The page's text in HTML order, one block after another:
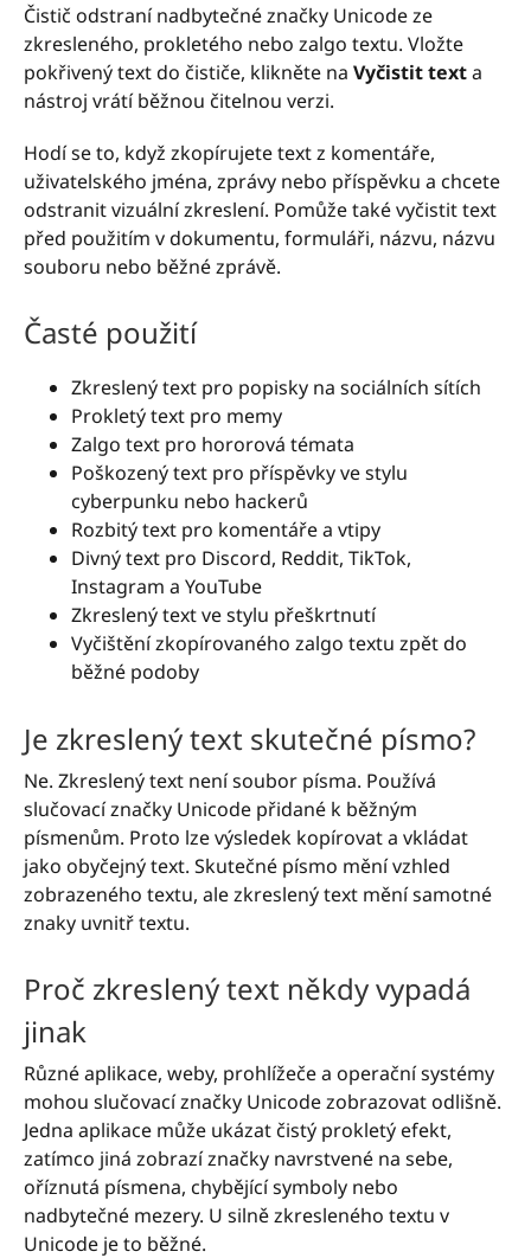
Čistič odstraní nadbytečné značky Unicode ze
zkresleného, prokletého nebo zalgo textu. Vložte
pokřivený text do čističe, klikněte na Vyčistit texta
nástroj vrátí běžnou čitelnou verzi.
Hodí se to, když zkopírujete text z komentáře,
uživatelského jména, zprávy nebo příspěvku a chcete
odstranit vizuální zkreslení. Pomůže také vyčistit text
před použitím v dokumentu, formuláři, názvu, názvu
souboru nebo běžné zprávě.
Časté použití
Zkreslený text pro popisky na sociálních sítích
Prokletý text pro memy
Zalgo text pro hororová témata
Poškozený text pro příspěvky ve stylu
cyberpunku nebo hackerů
Rozbitý text pro komentáře a vtipy
Divný text pro Discord, Reddit, TikTok,
Instagram a YouTube
Zkreslený text ve stylu přeškrtnutí
Vyčištění zkopírovaného zalgo textu zpět do
běžné podoby
Je zkreslený text skutečné písmo?
Ne. Zkreslený text není soubor písma. Používá
slučovací značky Unicode přidané k běžným
písmenům. Proto lze výsledek kopírovat a vkládat
jako obyčejný text. Skutečné písmo mění vzhled
zobrazeného textu, ale zkreslený text mění samotné
znaky uvnitř textu.
Proč zkreslený text někdy vypadá
jinak
Různé aplikace, weby, prohlížeče a operační systémy
mohou slučovací značky Unicode zobrazovat odlišně.
Jedna aplikace může ukázat čistý prokletý efekt,
zatímco jiná zobrazí značky navrstvené na sebe,
oříznutá písmena, chybějící symboly nebo
nadbytečné mezery. U silně zkresleného textu v
Unicode je to běžné.